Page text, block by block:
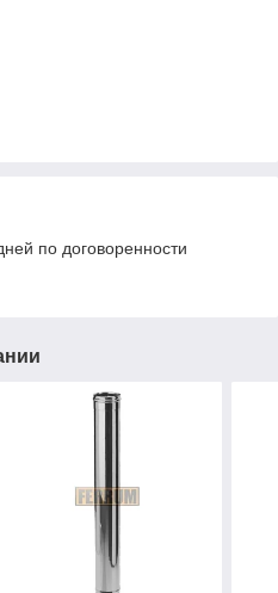
по договоренности